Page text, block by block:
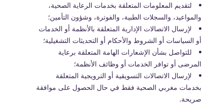
لتقديم المعلومات المتعلقة بخدمات الرعاية الصحية،
والمواعيد، والسجلات الطبية، والفوترة، وشؤون التأمين؛
لإرسال الاتصالات الإدارية المتعلقة بالأنظمة أو الخدمات
أو السياسات أو الشروط والأحكام أو التحديثات التشغيلية؛
للتواصل بشأن الإشعارات الهامة المتعلقة برعاية
المرضى أو توافر الخدمات أو وظائف الأنظمة؛
لإرسال الاتصالات التسويقية أو الترويجية المتعلقة
بخدمات مغربي الصحية فقط في حال الحصول على موافقة
صريحة.